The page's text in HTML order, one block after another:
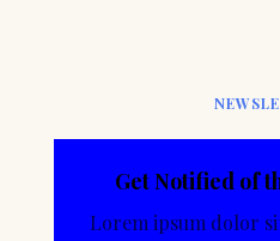
Get Notified of
Lorem ipsum dolor